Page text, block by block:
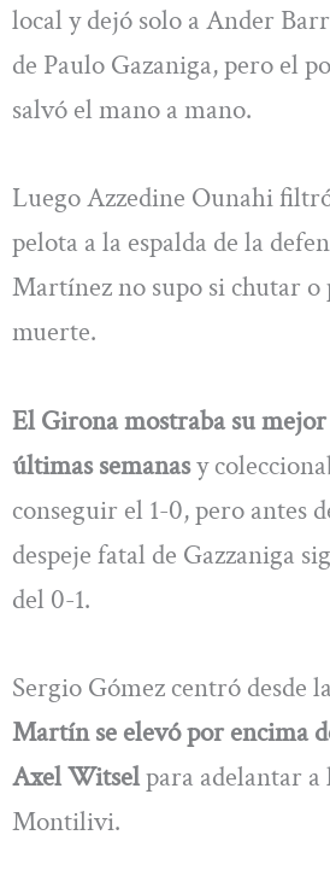
local y dejó solo a Ander
de Paulo Gazaniga, pero el
salvó el mano a mano.
Luego Azzedine Ounahi
pelota a la espalda de la
Martínez no supo si chutar o
muerte.
El Girona mostraba su
últimas semanasy
conseguir el 1-0, pero antes
despeje fatal de Gazzaniga
del 0-1.
Sergio Gómez centró desde
Martín se elevó por encima
Axel Witselpara adelantar
Montilivi.